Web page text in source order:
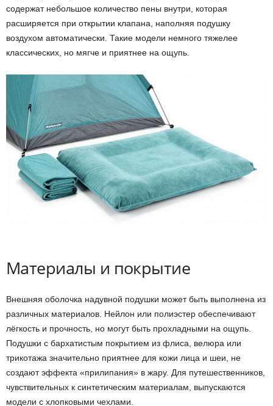
содержат небольшое количество пены внутри, которая
расширяется при открытии клапана, наполняя подушку
воздухом автоматически. Такие модели немного тяжелее
классических, но мягче и приятнее на ощупь.
Материалы и покрытие
Внешняя оболочка надувной подушки может быть выполнена из
различных материалов. Нейлон или полиэстер обеспечивают
лёгкость и прочность, но могут быть прохладными на ощупь.
Подушки с бархатистым покрытием из флиса, велюра или
трикотажа значительно приятнее для кожи лица и шеи, не
создают эффекта «прилипания» в жару. Для путешественников,
чувствительных к синтетическим материалам, выпускаются
модели с хлопковыми чехлами.